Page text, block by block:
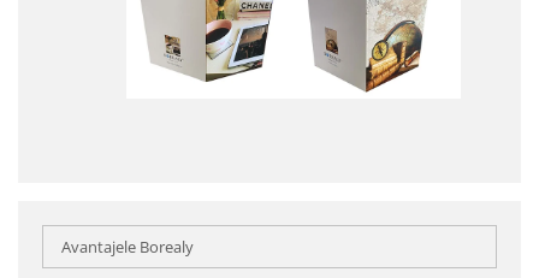
Avantajele Borealy